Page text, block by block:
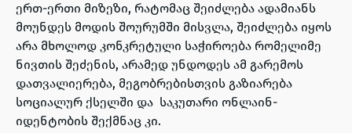
ერთ-ერთი მიზეზი, რატომაც შეიძლება ადამიანს
მოუნდეს მოდის შოურუმში მისვლა, შეიძლება იყოს
არა მხოლოდ კონკრეტული საჭიროება რომელიმე
ნივთის შეძენის, არამედ უნდოდეს ამ გარემოს
დათვალიერება, მეგობრებისთვის გაზიარება
სოციალურ ქსელში და საკუთარი ონლაინ-
იდენტობის შექმნაც კი.